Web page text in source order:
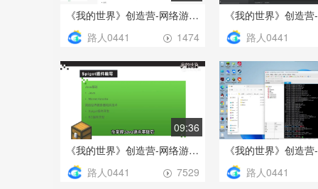
《我的世界》创造营-网络游戏开服教程之特效的使用
1474
路人0441 路人0441
09:36
《我的世界》创造营-网络游戏开服教程之服务器与客户端之间的通信
7529
路人0441 路人0441